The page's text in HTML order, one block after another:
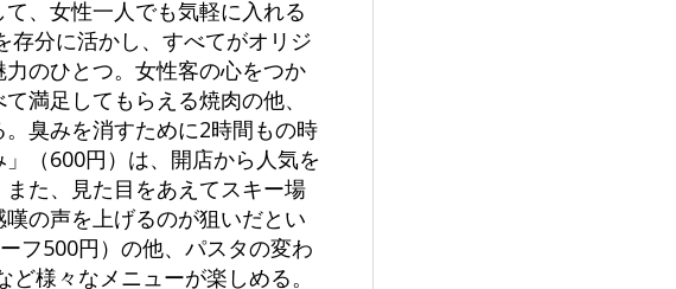
、女性一人でも気軽に入れる
存分に活かし、すべてがオリジ
のひとつ。女性客の心をつか
満足してもらえる焼肉の他、
臭みを消すために2時間もの時
（600円）は、開店から人気を
た、見た目をあえてスキー場
の声を上げるのが狙いだとい
フ500円）の他、パスタの変わ
様々なメニューが楽しめる。